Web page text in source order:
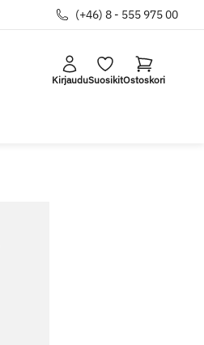
(+46) 8 - 555 975 00
KirjauduSuosikitOstoskori